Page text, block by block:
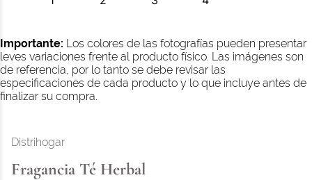
Importante: Los colores de las fotografías pueden presentar
leves variaciones frente al producto físico. Las imágenes son
de referencia, por lo tanto se debe revisar las
especificaciones de cada producto y lo que incluye antes de
finalizar su compra.
Distrihogar
Fragancia Té Herbal